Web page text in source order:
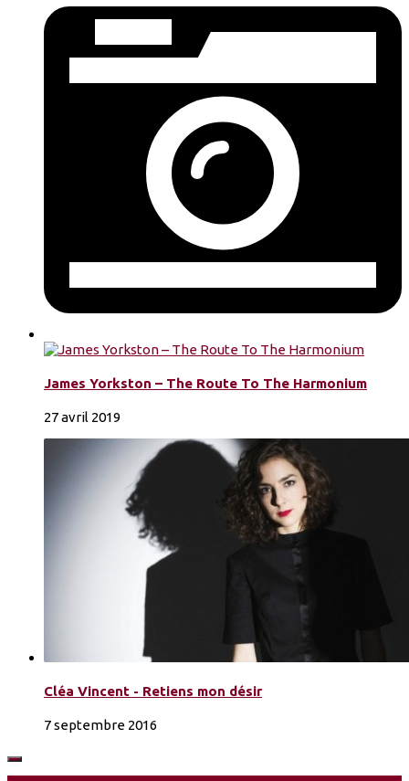
James Yorkston – The Route To The Harmonium
27 avril 2019
Cléa Vincent - Retiens mon désir
7 septembre 2016